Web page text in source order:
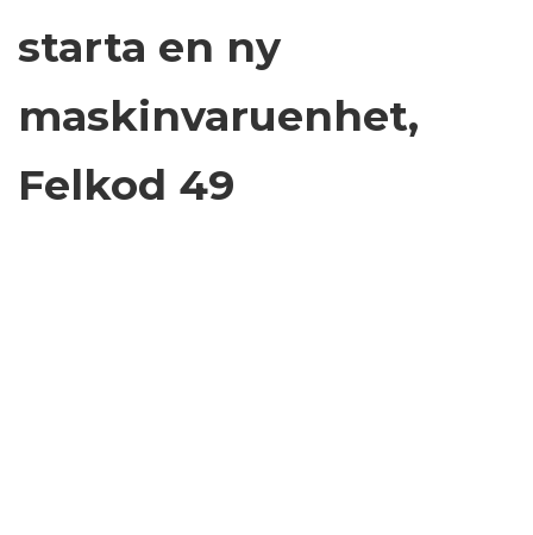
starta en ny
maskinvaruenhet,
Felkod 49